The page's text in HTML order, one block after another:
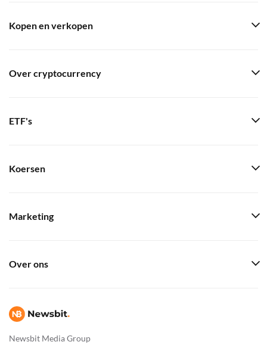
Newsbit Media Group
Kopen en verkopen
Over cryptocurrency
ETF's
Koersen
Marketing
Over ons